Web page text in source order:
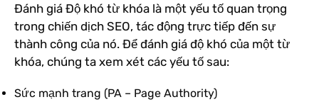
Đánh giá Độ khó từ khóa là một yếu tố quan trọng
trong chiến dịch SEO, tác động trực tiếp đến sự
thành công của nó. Để đánh giá độ khó của một từ
khóa, chúng ta xem xét các yếu tố sau:
Sức mạnh trang (PA – Page Authority)